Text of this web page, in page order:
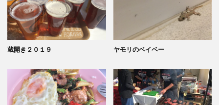
蔵開き２０１９ ヤモリのベイベー